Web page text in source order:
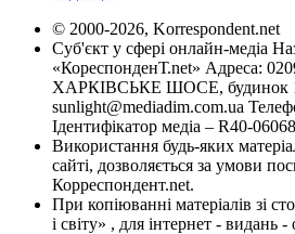
© 2000-2026, Korrespondent.net
Суб'єкт у сфері онлайн-медіа
«КореспонденТ.net» Адреса:
ХАРКІВСЬКЕ ШОСЕ, будинок
sunlight@mediadim.com.ua
Ідентифікатор медіа – R40-06068
Використання будь-яких
сайті, дозволяється за умови
Корреспондент.net.
При копіюванні матеріалів зі
і світу» , для інтернет - видань